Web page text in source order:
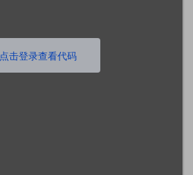
点击登录查看代码